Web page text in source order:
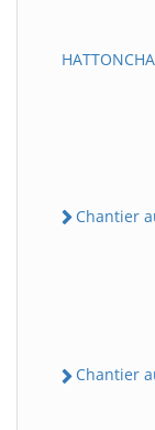
Chantier
Chantier